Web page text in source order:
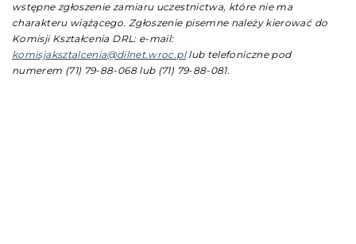
wstępne zgłoszenie zamiaru uczestnictwa, które nie ma
charakteru wiążącego. Zgłoszenie pisemne należy kierować do
Komisji Kształcenia DRL: e-mail:
komisjaksztalcenia@dilnet.wroc.pllub telefoniczne pod
numerem (71) 79-88-068 lub (71) 79-88-081.